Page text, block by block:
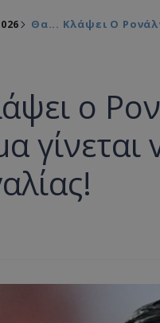
Θα... Κλάψει Ο
ο